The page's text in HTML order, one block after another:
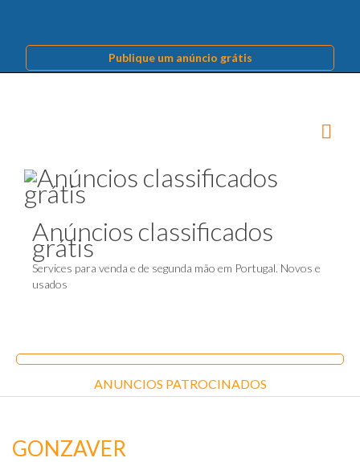
Publique um anúncio grátis
Anúncios classificados
grátis
Services para venda e de segunda mão em Portugal. Novos e
usados
ANUNCIOS PATROCINADOS
GONZAVER